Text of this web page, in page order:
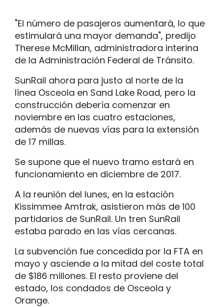
"El número de pasajeros aumentará, lo que
estimulará una mayor demanda", predijo
Therese McMillan, administradora interina
de la Administración Federal de Tránsito.
SunRail ahora para justo al norte de la
línea Osceola en Sand Lake Road, pero la
construcción debería comenzar en
noviembre en las cuatro estaciones,
además de nuevas vías para la extensión
de 17 millas.
Se supone que el nuevo tramo estará en
funcionamiento en diciembre de 2017.
A la reunión del lunes, en la estación
Kissimmee Amtrak, asistieron más de 100
partidarios de SunRail. Un tren SunRail
estaba parado en las vías cercanas.
La subvención fue concedida por la FTA en
mayo y asciende a la mitad del coste total
de $186 millones. El resto proviene del
estado, los condados de Osceola y
Orange.